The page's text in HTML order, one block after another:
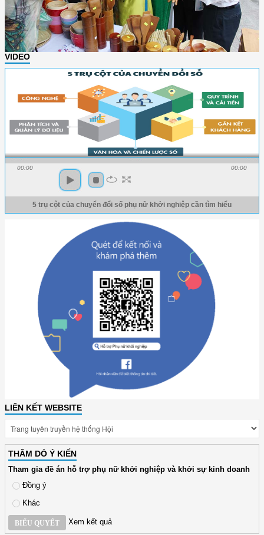
VIDEO
00:00 00:00
5 trụ cột của chuyển đổi số phụ nữ khởi nghiệp cần tìm hiểu
LIÊN KẾT WEBSITE
THĂM DÒ Ý KIẾN
Tham gia đề án hỗ trợ phụ nữ khởi nghiệp và khởi sự kinh doanh
Đồng ý
Khác
BIỂU QUYẾT Xem kết quả